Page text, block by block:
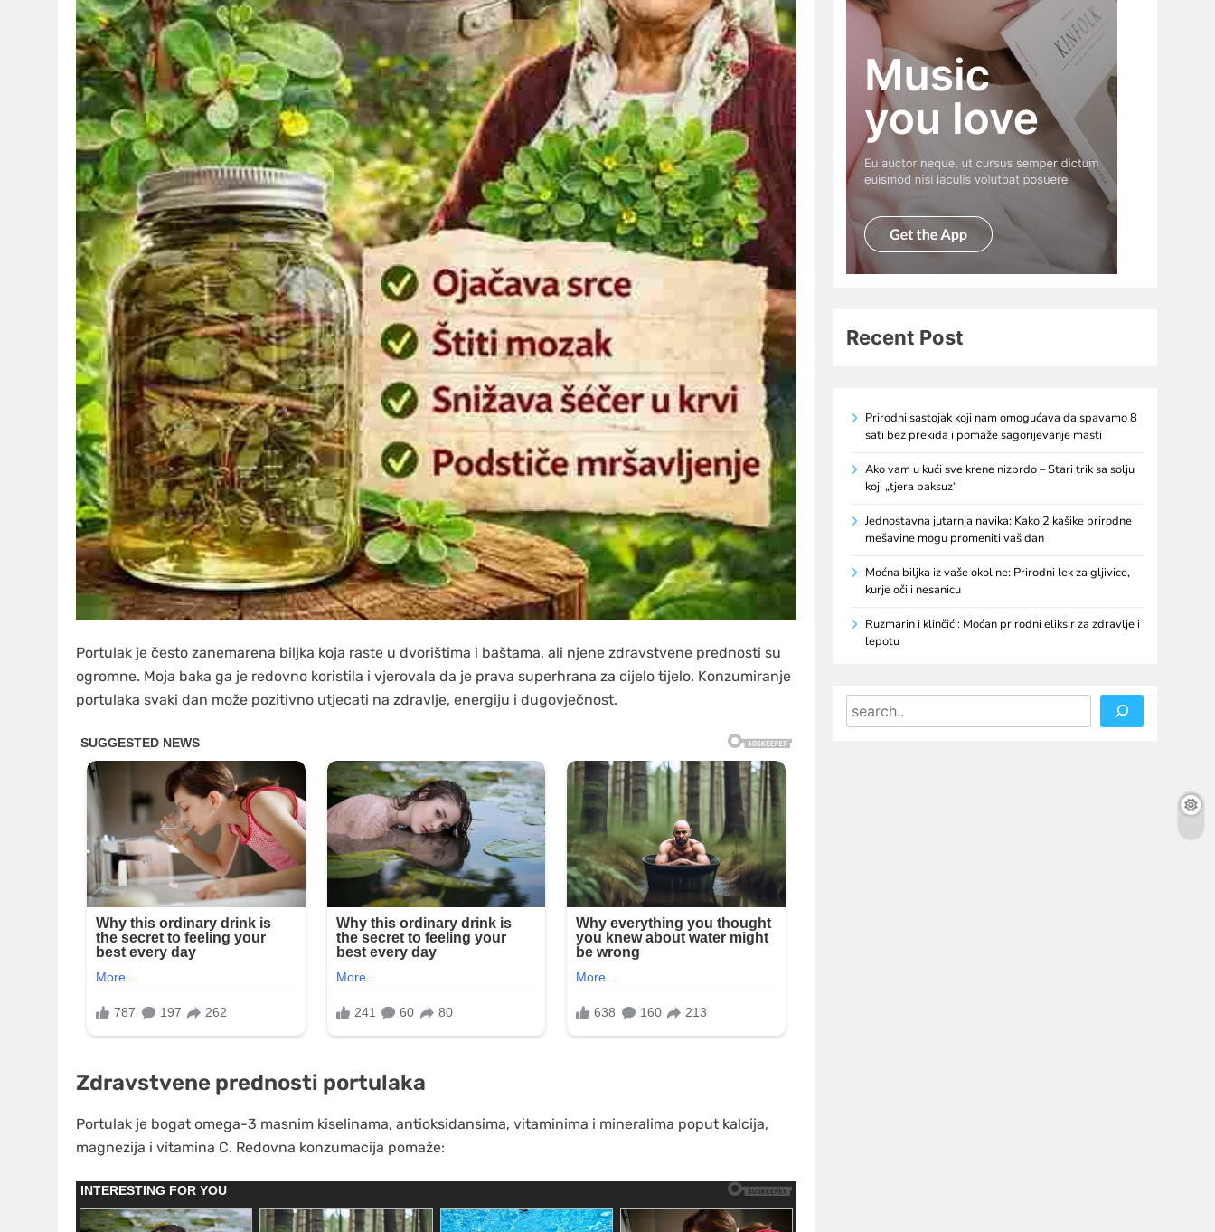
Portulak je često zanemarena biljka koja raste u dvorištima i baštama, ali njene zdravstvene prednosti su
ogromne. Moja baka ga je redovno koristila i vjerovala da je prava superhrana za cijelo tijelo. Konzumiranje
portulaka svaki dan može pozitivno utjecati na zdravlje, energiju i dugovječnost.
Zdravstvene prednosti portulaka
Portulak je bogat omega-3 masnim kiselinama, antioksidansima, vitaminima i mineralima poput kalcija,
magnezija i vitamina C. Redovna konzumacija pomaže:
Recent Post
Prirodni sastojak koji nam omogućava da spavamo 8
sati bez prekida i pomaže sagorijevanje masti
Ako vam u kući sve krene nizbrdo – Stari trik sa solju
koji „tjera baksuz“
Jednostavna jutarnja navika: Kako 2 kašike prirodne
mešavine mogu promeniti vaš dan
Moćna biljka iz vaše okoline: Prirodni lek za gljivice,
kurje oči i nesanicu
Ruzmarin i klinčići: Moćan prirodni eliksir za zdravlje i
lepotu
Search